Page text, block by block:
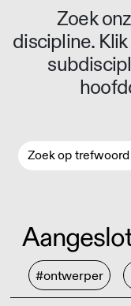
Zoek
discipline. Klik
#ontwerper